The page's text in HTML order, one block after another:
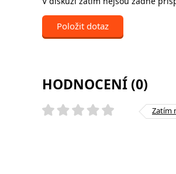
Položit dotaz
HODNOCENÍ (0)
Zatím